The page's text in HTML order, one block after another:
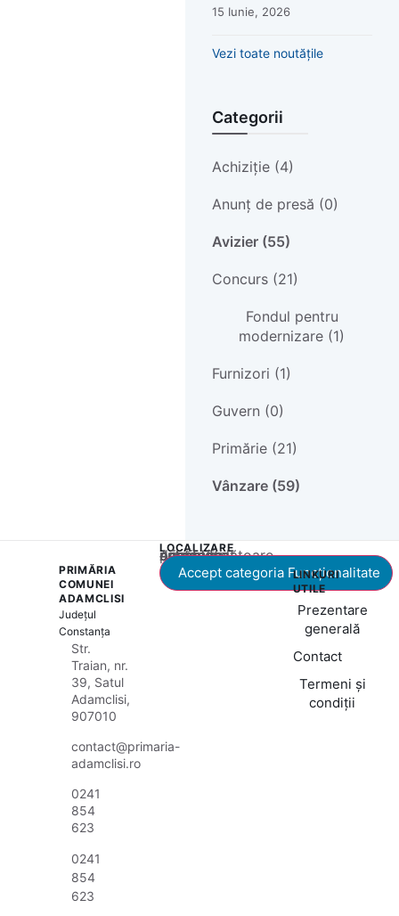
15 Iunie, 2026
Vezi toate noutățile
Categorii
Achiziție (4)
Anunț de presă (0)
Avizier (55)
Concurs (21)
Fondul pentru
modernizare (1)
Furnizori (1)
Guvern (0)
Primărie (21)
Vânzare (59)
PRIMĂRIA
COMUNEI
ADAMCLISI
Județul
Constanța
Str.
Traian, nr.
39, Satul
Adamclisi,
907010
contact@primaria-
adamclisi.ro
0241
854
623
0241
854
623
LOCALIZARE
Acest conținut este blocat până când acceptați categoria corespunzătoare de cookie-uri.
Accept categoria Funcționalitate
LINKURI
UTILE
Prezentare
generală
Contact
Termeni și
condiții